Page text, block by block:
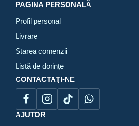
PAGINA PERSONALĂ
Profil personal
Livrare
Starea comenzii
Listă de dorințe
CONTACTAŢI-NE
AJUTOR